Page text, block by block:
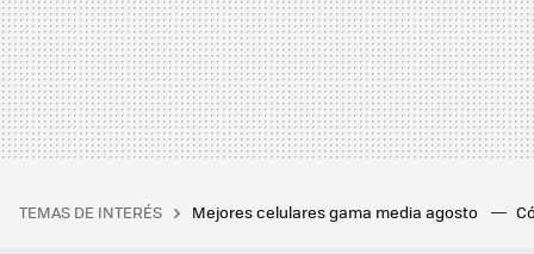
TEMAS DE INTERÉS Mejores celulares gama media agosto